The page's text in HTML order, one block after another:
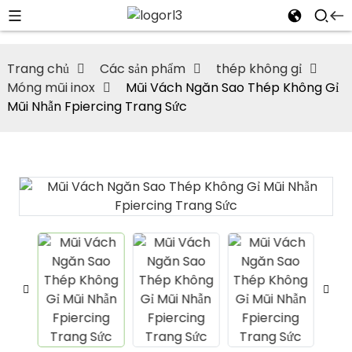
Trang chủ Các sản phẩm
thép không gỉ
Móng mũi inox
Mũi Vách Ngăn Sao Thép Không Gỉ
Mũi Nhẫn Fpiercing Trang Sức